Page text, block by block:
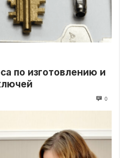
по изготовлению и
0